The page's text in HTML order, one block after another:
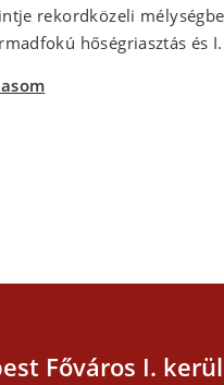
rekordközeli
hőségriasztás és
Főváros I.